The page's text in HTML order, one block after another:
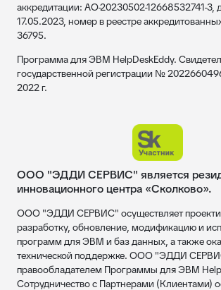
аккредитации: АО-20230502-12668532741-3,
17.05.2023, номер в реестре
36795.
Программа для ЭВМ HelpDeskEddy.
государственной регистрации №
2022 г.
ООО "ЭДДИ СЕРВИС" является
инновационного центра «Сколково».
ООО "ЭДДИ СЕРВИС" осуществляет
разработку, обновление, модификацию и
программ для ЭВМ и баз данных, а также
технической поддержке. ООО "ЭДДИ
правообладателем Программы для ЭВМ
Сотрудничество с Партнерами (Клиентами)